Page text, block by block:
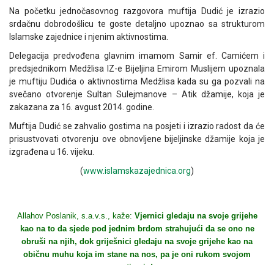
Na početku jednočasovnog razgovora muftija Dudić je izrazio
srdačnu dobrodošlicu te goste detaljno upoznao sa strukturom
Islamske zajednice i njenim aktivnostima.
Delegacija predvođena glavnim imamom Samir ef. Camićem i
predsjednikom Medžlisa IZ-e Bijeljina Emirom Muslijem upoznala
je muftiju Dudića o aktivnostima Medžlisa kada su ga pozvali na
svečano otvorenje Sultan Sulejmanove – Atik džamije, koja je
zakazana za 16. avgust 2014. godine.
Muftija Dudić se zahvalio gostima na posjeti i izrazio radost da će
prisustvovati otvorenju ove obnovljene bijeljinske džamije koja je
izgrađena u 16. vijeku.
(www.islamskazajednica.org)
Allahov Poslanik, s.a.v.s., kaže: Vjernici gledaju na svoje grijehe
kao na to da sjede pod jednim brdom strahujući da se ono ne
obruši na njih, dok griješnici gledaju na svoje grijehe kao na
običnu muhu koja im stane na nos, pa je oni rukom svojom